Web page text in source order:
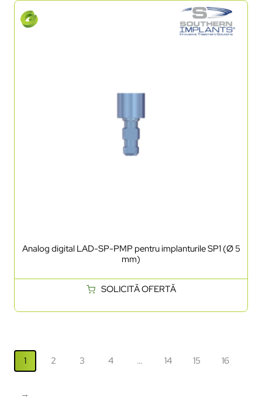
Analog digital LAD-SP-PMP pentru implanturile SP1 (Ø 5
mm)
SOLICITĂ OFERTĂ
1 2 3 4 … 14 15 16
→